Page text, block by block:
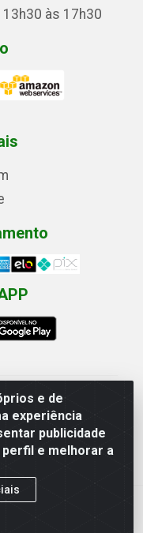
e de
experiência
publicidade
e melhorar a
13h30 às 17h30
Av. Jorn. Assis
Campina
12.110.462/0001-